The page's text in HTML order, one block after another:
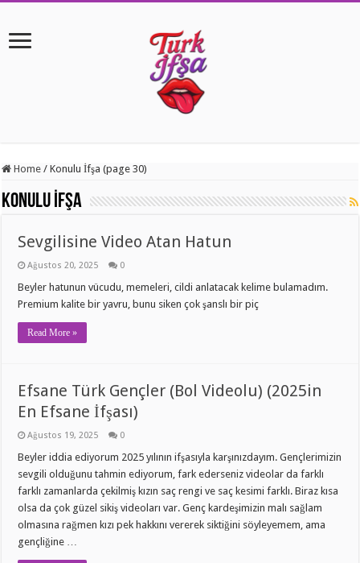
Home / Konulu İfşa (page 30)
Konulu İfşa
Sevgilisine Video Atan Hatun
Ağustos 20, 2025 0
Beyler hatunun vücudu, memeleri, cildi anlatacak kelime bulamadım.
Premium kalite bir yavru, bunu siken çok şanslı bir piç
Read More »
Efsane Türk Gençler (Bol Videolu) (2025in
En Efsane İfşası)
Ağustos 19, 2025 0
Beyler iddia ediyorum 2025 yılının ifşasıyla karşınızdayım. Gençlerimizin
sevgili olduğunu tahmin ediyorum, fark ederseniz videolar da farklı
farklı zamanlarda çekilmiş kızın saç rengi ve saç kesimi farklı. Biraz kısa
olsa da çok güzel sikiş videoları var. Genç kardeşimizin malı sağlam
olmasına rağmen kızı pek hakkını vererek siktiğini söyleyemem, ama
gençliğine …